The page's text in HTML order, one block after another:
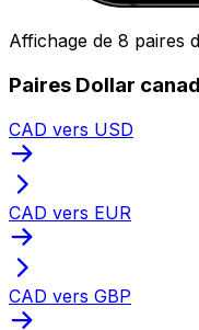
Affichage de 8 paires
Paires Dollar
CAD vers USD
CAD vers EUR
CAD vers GBP